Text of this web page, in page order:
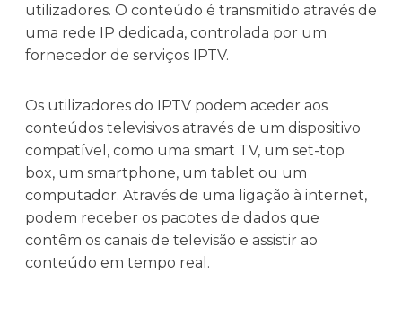
utilizadores. O conteúdo é transmitido através de
uma rede IP dedicada, controlada por um
fornecedor de serviços IPTV.
Os utilizadores do IPTV podem aceder aos
conteúdos televisivos através de um dispositivo
compatível, como uma smart TV, um set-top
box, um smartphone, um tablet ou um
computador. Através de uma ligação à internet,
podem receber os pacotes de dados que
contêm os canais de televisão e assistir ao
conteúdo em tempo real.